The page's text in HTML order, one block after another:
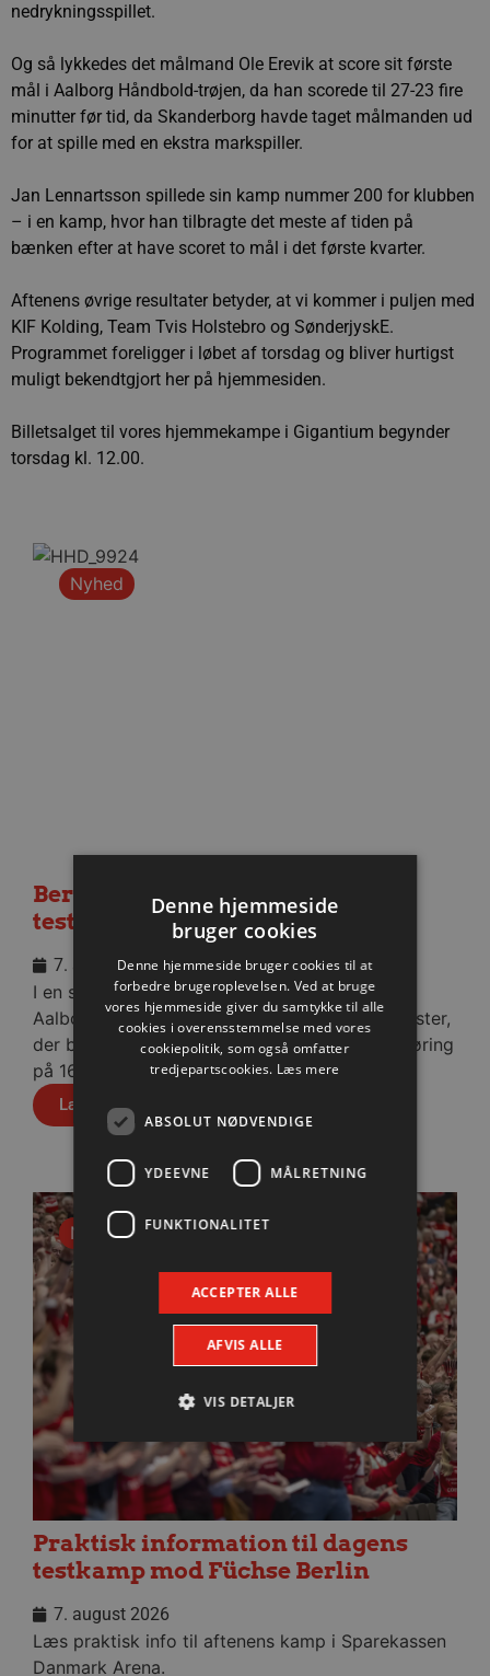
nedrykningsspillet.
Og så lykkedes det målmand Ole Erevik at score sit første
mål i Aalborg Håndbold-trøjen, da han scorede til 27-23 fire
minutter før tid, da Skanderborg havde taget målmanden ud
for at spille med en ekstra markspiller.
Jan Lennartsson spillede sin kamp nummer 200 for klubben
– i en kamp, hvor han tilbragte det meste af tiden på
bænken efter at have scoret to mål i det første kvarter.
Aftenens øvrige resultater betyder, at vi kommer i puljen med
KIF Kolding, Team Tvis Holstebro og SønderjyskE.
Programmet foreligger i løbet af torsdag og bliver hurtigst
muligt bekendtgjort her på hjemmesiden.
Billetsalget til vores hjemmekampe i Gigantium begynder
torsdag kl. 12.00.
Nyhed
Berlin besejret i medrivende
testkamp
7. august 2026
I en stopfyldt Sparekassen Danmark Arena fik
Aalborg Håndbold skovlen under de tyske gæster,
der blev slået med cifrene 30-28 efter pauseføring
på 16-12.
Læs mere
Nyhed
Praktisk information til dagens
testkamp mod Füchse Berlin
7. august 2026
Læs praktisk info til aftenens kamp i Sparekassen
Danmark Arena.
Denne hjemmeside
bruger cookies
Denne hjemmeside bruger cookies til at
forbedre brugeroplevelsen. Ved at bruge
vores hjemmeside giver du samtykke til alle
cookies i overensstemmelse med vores
cookiepolitik, som også omfatter
tredjepartscookies. Læs mere
ABSOLUT NØDVENDIGE
YDEEVNE MÅLRETNING
FUNKTIONALITET
ACCEPTER ALLE
AFVIS ALLE
VIS DETALJER
Absolut nødvendige
Ydeevne
Målretning
Funktionalitet
Absolut nødvendige cookies muliggør
hjemmesidens grundlæggende funktionalitet
Hjemmesiden kan ikke bruges korrekt uden de
Navn